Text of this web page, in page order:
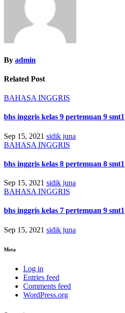
By admin
Related Post
BAHASA INGGRIS
bhs inggris kelas 9 pertemuan 9 smt1
Sep 15, 2021 sidik juna
BAHASA INGGRIS
bhs inggris kelas 8 pertemuan 8 smt1
Sep 15, 2021 sidik juna
BAHASA INGGRIS
bhs inggris kelas 7 pertemuan 9 smt1
Sep 15, 2021 sidik juna
Meta
Log in
Entries feed
Comments feed
WordPress.org